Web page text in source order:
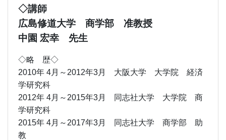
◇講師
広島修道大学 商学部 准教授
中園 宏幸 先生
◇略 歴◇
2010年 4月～2012年3月 大阪大学 大学院 経済
学研究科
2012年 4月～2015年3月 同志社大学 大学院 商
学研究科
2015年 4月～2017年3月 同志社大学 商学部 助
教